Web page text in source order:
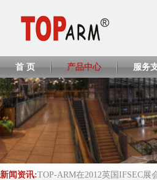
首 页 产品中心 服务
新闻资讯:TOP-ARM在2012英国IFSEC展